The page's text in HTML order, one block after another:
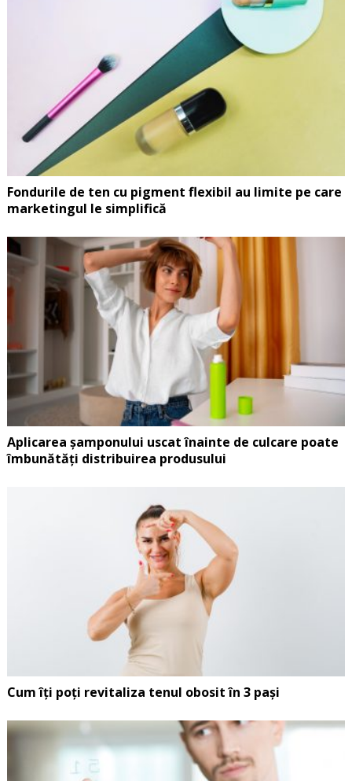
Fondurile de ten cu pigment flexibil au limite pe care
marketingul le simplifică
Aplicarea șamponului uscat înainte de culcare poate
îmbunătăți distribuirea produsului
Cum îți poți revitaliza tenul obosit în 3 pași